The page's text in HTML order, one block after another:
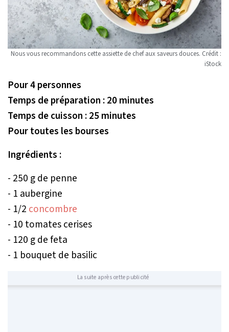
Nous vous recommandons cette assiette de chef aux saveurs douces. Crédit :
iStock
Pour 4 personnes
Temps de préparation : 20 minutes
Temps de cuisson : 25 minutes
Pour toutes les bourses
Ingrédients :
- 250 g de penne
- 1 aubergine
- 1/2 concombre
- 10 tomates cerises
- 120 g de feta
- 1 bouquet de basilic
La suite après cette publicité